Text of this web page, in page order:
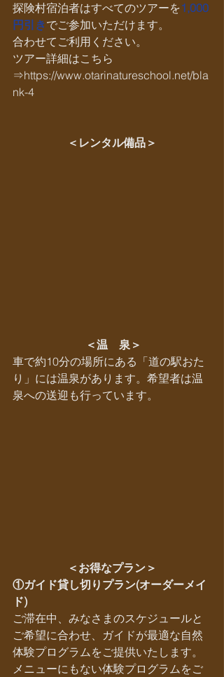
探険村宿泊者はすべてのツアーを1,000
円引き でご参加いただけます。
合わせてご利用ください。
ツアー詳細はこちら
⇒https://www.otarinatureschool.net/bla
nk-4
＜レンタル備品＞
＜温　泉＞
車で約10分の場所にある「道の駅おた
り」には温泉があります。希望者は温
泉への送迎も行っています。
＜お得なプラン＞
①ガイド貸し切りプラン(オーダーメイ
ド)
ご滞在中、みなさまのスケジュールと
ご希望に合わせ、ガイドが最適な自然
体験プログラムをご提供いたします。
メニューにもない体験プログラムをご